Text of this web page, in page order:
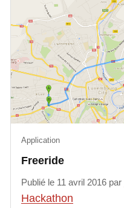
Freeride
Application
Publié le 11 avril 2016 par
Hackathon